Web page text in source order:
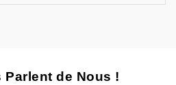
Parlent de Nous !